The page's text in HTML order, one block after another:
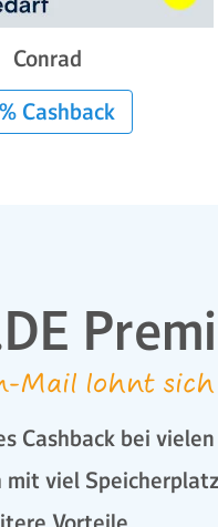
Conrad
Cashback
Mail lohnt sich
Cashback bei
mit viel Speicherplatz